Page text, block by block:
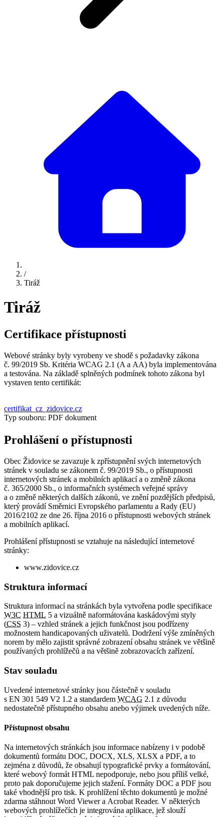
/
Tiráž
Tiráž
Certifikace přístupnosti
Webové stránky byly vyrobeny ve shodě s požadavky zákona
č. 99/2019 Sb. Kritéria WCAG 2.1 (A a AA) byla implementována
a testována. Na základě splněných podmínek tohoto zákona byl
vystaven tento certifikát:
certifikat_cz_zidovice.cz
Typ souboru: PDF dokument
Prohlášení o přístupnosti
Obec Židovice se zavazuje k zpřístupnění svých internetových
stránek v souladu se zákonem č. 99/2019 Sb., o přístupnosti
internetových stránek a mobilních aplikací a o změně zákona
č. 365/2000 Sb., o informačních systémech veřejné správy
a o změně některých dalších zákonů, ve znění pozdějších předpisů,
který provádí Směrnici Evropského parlamentu a Rady (EU)
2016/2102 ze dne 26. října 2016 o přístupnosti webových stránek
a mobilních aplikací.
Prohlášení přístupnosti se vztahuje na následující internetové
stránky:
www.zidovice.cz
Struktura informací
Struktura informací na stránkách byla vytvořena podle specifikace
W3C HTML 5 a vizuálně naformátována kaskádovými styly
(CSS 3) – vzhled stránek a jejich funkčnost jsou podřízeny
možnostem handicapovaných uživatelů. Dodržení výše zmíněných
norem by mělo zajistit správné zobrazení obsahu stránek ve většině
používaných prohlížečů a na většině zobrazovacích zařízení.
Stav souladu
Uvedené internetové stránky jsou částečně v souladu
s EN 301 549 V2 1.2 a standardem WCAG 2.1 z důvodu
nedostatečně přístupného obsahu anebo výjimek uvedených níže.
Přístupnost obsahu
Na internetových stránkách jsou informace nabízeny i v podobě
dokumentů formátu DOC, DOCX, XLS, XLSX a PDF, a to
zejména z důvodů, že obsahují typografické prvky a formátování,
které webový formát HTML nepodporuje, nebo jsou příliš velké,
proto pak doporučujeme jejich stažení. Formáty DOC a PDF jsou
také vhodnější pro tisk. K prohlížení těchto dokumentů je možné
zdarma stáhnout Word Viewer a Acrobat Reader. V některých
webových prohlížečích je integrována aplikace, jež slouží